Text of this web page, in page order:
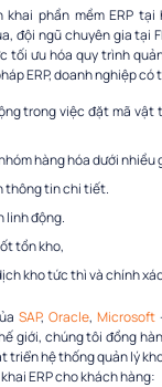
khai phần mềm ERP
đội ngũ chuyên gia tại
tối ưu hóa quy trình
ERP, doanh nghiệp có
trong việc đặt mã vật
hàng hóa dưới nhiều
thông tin chi tiết.
linh động.
tồn kho,
kho tức thì và chính
SAP,Oracle, Microsoft
giới, chúng tôi đồng
triển hệ thống quản lý
ERP cho khách hàng: